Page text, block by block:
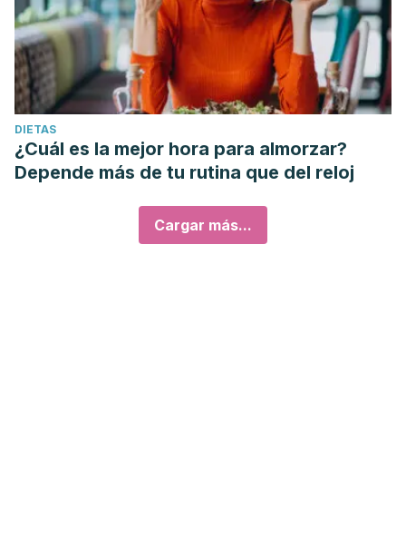
DIETAS
¿Cuál es la mejor hora para almorzar?
Depende más de tu rutina que del reloj
Cargar más...